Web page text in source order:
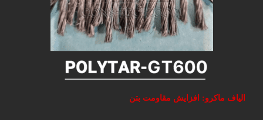
الیاف ماکرو: افزایش مقاومت بتن